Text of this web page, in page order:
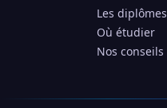
Les diplômes
Où étudier
Nos conseils